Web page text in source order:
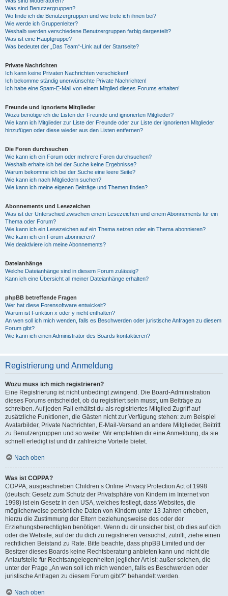
Was sind Benutzergruppen?
Wo finde ich die Benutzergruppen und wie trete ich ihnen bei?
Wie werde ich Gruppenleiter?
Weshalb werden verschiedene Benutzergruppen farbig dargestellt?
Was ist eine Hauptgruppe?
Was bedeutet der „Das Team“-Link auf der Startseite?
Private Nachrichten
Ich kann keine Privaten Nachrichten verschicken!
Ich bekomme ständig unerwünschte Private Nachrichten!
Ich habe eine Spam-E-Mail von einem Mitglied dieses Forums erhalten!
Freunde und ignorierte Mitglieder
Wozu benötige ich die Listen der Freunde und ignorierten Mitglieder?
Wie kann ich Mitglieder zur Liste der Freunde oder zur Liste der ignorierten Mitglieder
hinzufügen oder diese wieder aus den Listen entfernen?
Die Foren durchsuchen
Wie kann ich ein Forum oder mehrere Foren durchsuchen?
Weshalb erhalte ich bei der Suche keine Ergebnisse?
Warum bekomme ich bei der Suche eine leere Seite?
Wie kann ich nach Mitgliedern suchen?
Wie kann ich meine eigenen Beiträge und Themen finden?
Abonnements und Lesezeichen
Was ist der Unterschied zwischen einem Lesezeichen und einem Abonnements für ein
Thema oder Forum?
Wie kann ich ein Lesezeichen auf ein Thema setzen oder ein Thema abonnieren?
Wie kann ich ein Forum abonnieren?
Wie deaktiviere ich meine Abonnements?
Dateianhänge
Welche Dateianhänge sind in diesem Forum zulässig?
Kann ich eine Übersicht all meiner Dateianhänge erhalten?
phpBB betreffende Fragen
Wer hat diese Forensoftware entwickelt?
Warum ist Funktion x oder y nicht enthalten?
An wen soll ich mich wenden, falls es Beschwerden oder juristische Anfragen zu diesem
Forum gibt?
Wie kann ich einen Administrator des Boards kontaktieren?
Registrierung und Anmeldung
Wozu muss ich mich registrieren?
Eine Registrierung ist nicht unbedingt zwingend. Die Board-Administration
dieses Forums entscheidet, ob du registriert sein musst, um Beiträge zu
schreiben. Auf jeden Fall erhältst du als registriertes Mitglied Zugriff auf
zusätzliche Funktionen, die Gästen nicht zur Verfügung stehen: zum Beispiel
Avatarbilder, Private Nachrichten, E-Mail-Versand an andere Mitglieder, Beitritt
zu Benutzergruppen und so weiter. Wir empfehlen dir eine Anmeldung, da sie
schnell erledigt ist und dir zahlreiche Vorteile bietet.
Nach oben
Was ist COPPA?
COPPA, ausgeschrieben Children’s Online Privacy Protection Act of 1998
(deutsch: Gesetz zum Schutz der Privatsphäre von Kindern im Internet von
1998) ist ein Gesetz in den USA, welches festlegt, dass Websites, die
möglicherweise persönliche Daten von Kindern unter 13 Jahren erheben,
hierzu die Zustimmung der Eltern beziehungsweise des oder der
Erziehungsberechtigten benötigen. Wenn du dir unsicher bist, ob dies auf dich
oder die Website, auf der du dich zu registrieren versuchst, zutrifft, ziehe einen
rechtlichen Beistand zu Rate. Bitte beachte, dass phpBB Limited und der
Besitzer dieses Boards keine Rechtsberatung anbieten kann und nicht die
Anlaufstelle für Rechtsangelegenheiten jeglicher Art ist; außer solchen, die
unter der Frage „An wen soll ich mich wenden, falls es Beschwerden oder
juristische Anfragen zu diesem Forum gibt?“ behandelt werden.
Nach oben